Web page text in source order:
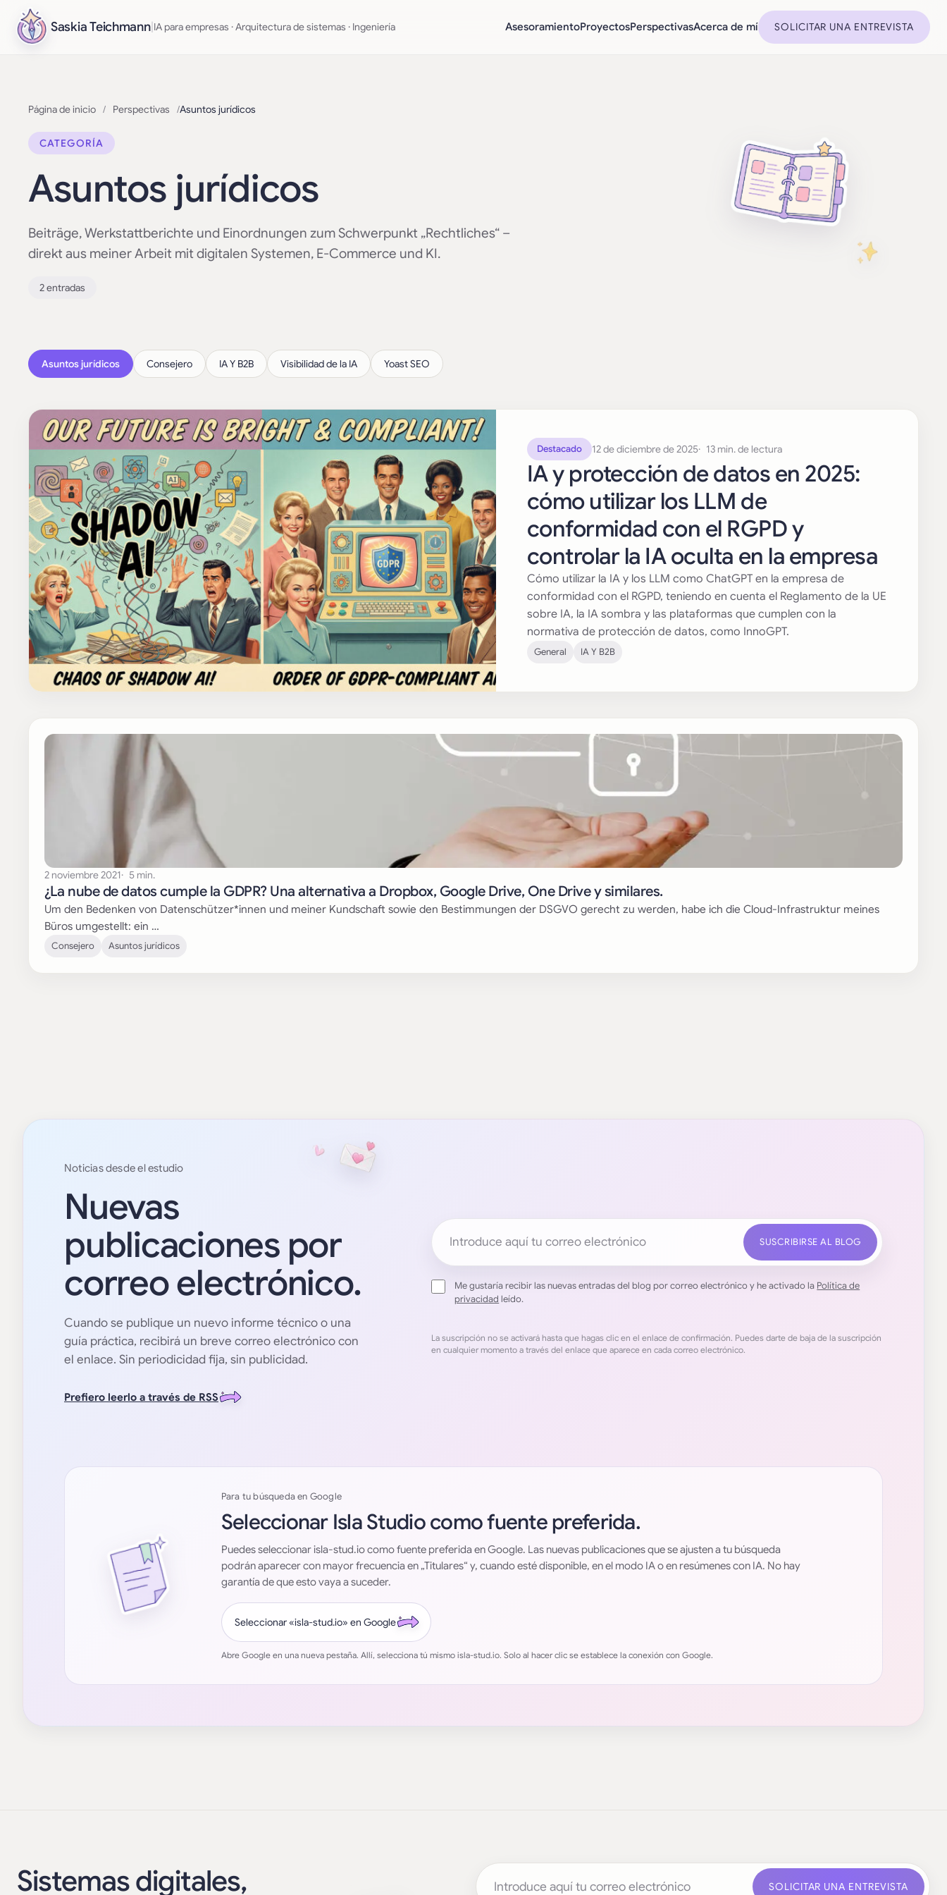
Saskia Teichmann| IA para empresas · Arquitectura de sistemas · Ingeniería AsesoramientoProyectosPerspectivasAcerca de mí SOLICITAR UNA ENTREVISTA
Página de inicio / Perspectivas /Asuntos jurídicos
CATEGORÍA
Asuntos jurídicos
Beiträge, Werkstattberichte und Einordnungen zum Schwerpunkt „Rechtliches“ –
direkt aus meiner Arbeit mit digitalen Systemen, E-Commerce und KI.
2 entradas
Asuntos jurídicos Consejero IA Y B2B Visibilidad de la IA Yoast SEO
Destacado 12 de diciembre de 2025 13 min. de lectura
IA y protección de datos en 2025:
cómo utilizar los LLM de
conformidad con el RGPD y
controlar la IA oculta en la empresa
Cómo utilizar la IA y los LLM como ChatGPT en la empresa de
conformidad con el RGPD, teniendo en cuenta el Reglamento de la UE
sobre IA, la IA sombra y las plataformas que cumplen con la
normativa de protección de datos, como InnoGPT.
General IA Y B2B
Weitere Beiträge zu Rechtliches
2 noviembre 2021 5 min.
¿La nube de datos cumple la GDPR? Una alternativa a Dropbox, Google Drive, One Drive y similares.
Um den Bedenken von Datenschützer*innen und meiner Kundschaft sowie den Bestimmungen der DSGVO gerecht zu werden, habe ich die Cloud-Infrastruktur meines
Büros umgestellt: ein …
Consejero Asuntos jurídicos
Noticias desde el estudio
Nuevas
publicaciones por
correo electrónico.
Cuando se publique un nuevo informe técnico o una
guía práctica, recibirá un breve correo electrónico con
el enlace. Sin periodicidad fija, sin publicidad.
Prefiero leerlo a través de RSS
SUSCRIBIRSE AL BLOG
Me gustaría recibir las nuevas entradas del blog por correo electrónico y he activado la Política de
privacidad leído.
La suscripción no se activará hasta que hagas clic en el enlace de confirmación. Puedes darte de baja de la suscripción
en cualquier momento a través del enlace que aparece en cada correo electrónico.
Para tu búsqueda en Google
Seleccionar Isla Studio como fuente preferida.
Puedes seleccionar isla-stud.io como fuente preferida en Google. Las nuevas publicaciones que se ajusten a tu búsqueda
podrán aparecer con mayor frecuencia en „Titulares“ y, cuando esté disponible, en el modo IA o en resúmenes con IA. No hay
garantía de que esto vaya a suceder.
Seleccionar «isla-stud.io» en Google
Abre Google en una nueva pestaña. Allí, selecciona tú mismo isla-stud.io. Solo al hacer clic se establece la conexión con Google.
Sistemas digitales, Tu dirección de correo electrónico
SOLICITAR UNA ENTREVISTA